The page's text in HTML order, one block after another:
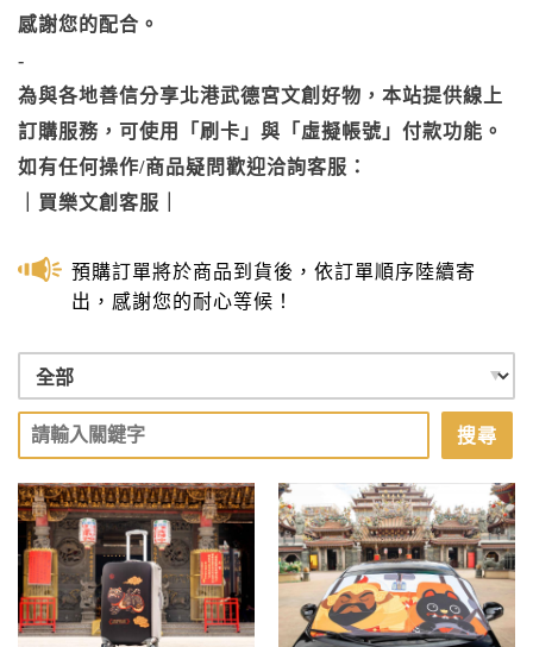
感謝您的配合。
-
為與各地善信分享北港武德宮文創好物，本站提供線上
訂購服務，可使用「刷卡」與「虛擬帳號」付款功能。
如有任何操作/商品疑問歡迎洽詢客服：
買樂文創客服
預購訂單將於商品到貨後，依訂單順序陸續寄
出，感謝您的耐心等候！
搜尋